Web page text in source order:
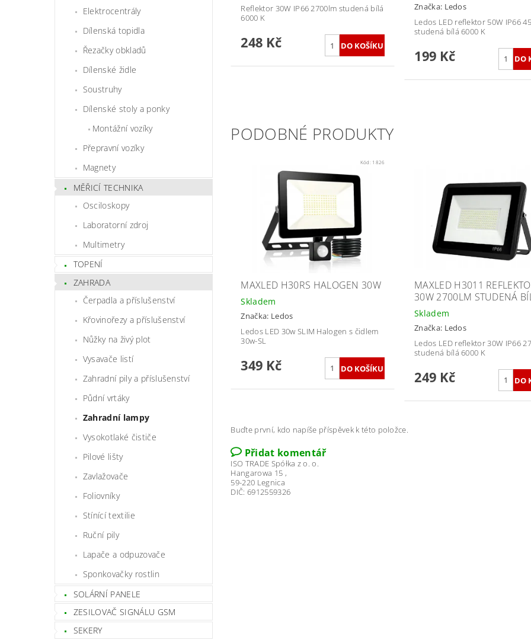
Elektrocentrály
Dílenská topidla
Řezačky obkladů
Dílenské židle
Soustruhy
Dílenské stoly a ponky
Montážní vozíky
Přepravní vozíky
Magnety
MĚŘICÍ TECHNIKA
Osciloskopy
Laboratorní zdroj
Multimetry
TOPENÍ
ZAHRADA
Čerpadla a příslušenství
Křovinořezy a příslušenství
Nůžky na živý plot
Vysavače listí
Zahradní pily a příslušenství
Půdní vrtáky
Zahradní lampy
Vysokotlaké čističe
Pilové lišty
Zavlažovače
Foliovníky
Stínící textilie
Ruční pily
Lapače a odpuzovače
Sponkovačky rostlin
SOLÁRNÍ PANELE
ZESILOVAČ SIGNÁLU GSM
SEKERY
Reflektor 30W IP66 2700lm studená bílá
6000 K
248 Kč
Značka: Ledos
Ledos LED reflektor 50W IP66
studená bílá 6000 K
199 Kč
PODOBNÉ PRODUKTY
Kód: 1826
MAXLED H30RS HALOGEN 30W
Skladem
Značka: Ledos
Ledos LED 30w SLIM Halogen s čidlem
30w-SL
349 Kč
MAXLED H3011
30W 2700LM STUDENÁ
Skladem
Značka: Ledos
Ledos LED reflektor 30W IP66
studená bílá 6000 K
249 Kč
Buďte první, kdo napíše příspěvek k této položce.
Přidat komentář
ISO TRADE Spółka z o. o.
Hangarowa 15 ,
59-220 Legnica
DIČ: 6912559326